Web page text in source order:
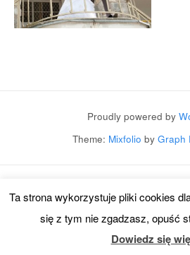
Proudly powered by
Theme: Mixfolio by Graph
Ta strona wykorzystuje pliki cookies
się z tym nie zgadzasz, opuść
Dowiedz się